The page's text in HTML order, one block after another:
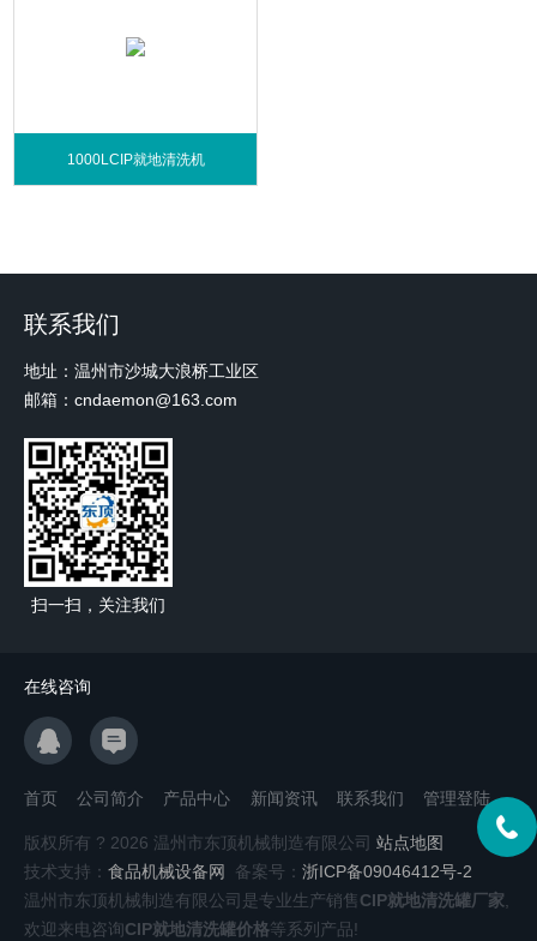
1000LCIP就地清洗机
联系我们
地址：温州市沙城大浪桥工业区
邮箱：cndaemon@163.com
扫一扫，关注我们
在线咨询
首页 公司简介 产品中心 新闻资讯 联系我们 管理登陆
版权所有 ? 2026 温州市东顶机械制造有限公司 站点地图
技术支持： 食品机械设备网 备案号： 浙ICP备09046412号-2
温州市东顶机械制造有限公司是专业生产销售CIP就地清洗罐厂家
欢迎来电咨询CIP就地清洗罐价格等系列产品!